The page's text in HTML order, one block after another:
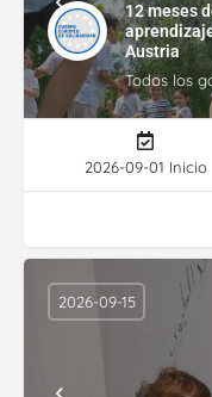
12 meses
Austria
Todos los
2026-09-01 Inicio
2026-09-15